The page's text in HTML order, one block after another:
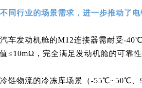
不同行业的场景需求，进一步推动了
汽车发动机舱的M12连接器需耐受-
值≤10mΩ，完全满足发动机舱的可靠性
冷链物流的冷冻库场景（-55℃~50℃、